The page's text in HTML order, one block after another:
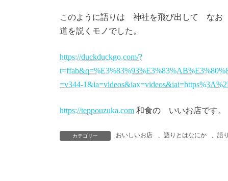
このように語りは 神社を飛び出して なお
道を説くモノでした。
https://duckduckgo.com/?
=v344-
https://teppouzuka.com 和食の いいお店です。
カテゴリー おいしいお店 語りとはなにか 、語り